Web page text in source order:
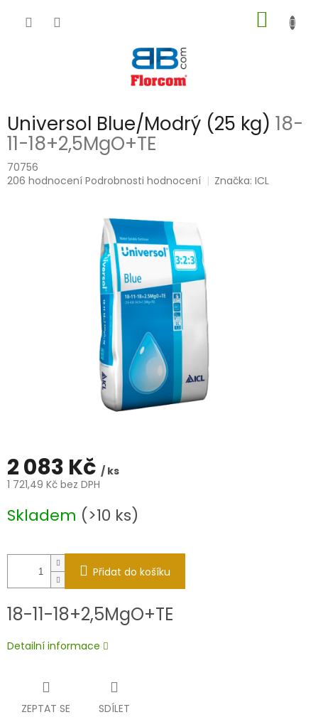
KOŠÍK
Universol Blue/Modrý (25 kg) 18-
11-18+2,5MgO+TE
70756
Průměrné
206 hodnocení Podrobnosti hodnocení Značka:ICL
2 083 Kč / ks
1 721,49 Kč bez DPH
cena:
Skladem (>10 ks)
Přidat do košíku
18-11-18+2,5MgO+TE
Detailní informace
ZEPTAT SE SDÍLET